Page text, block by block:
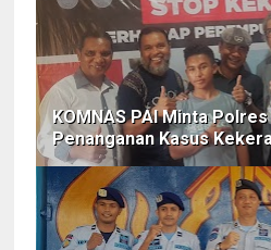
KOMNAS PAI Minta
Penanganan Kasus